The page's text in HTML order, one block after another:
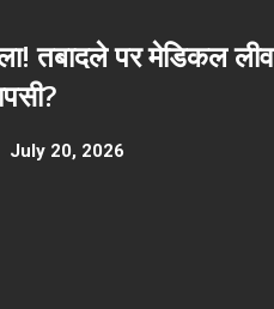
तबादले पर मेडिकल
July 20, 2026